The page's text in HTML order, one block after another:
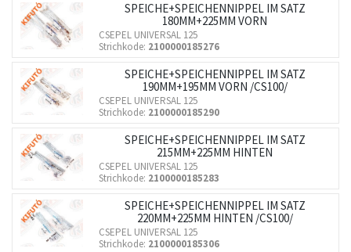
SPEICHE+SPEICHENNIPPEL IM SATZ
180MM+225MM VORN
CSEPEL UNIVERSAL 125
Strichkode: 2100000185276
SPEICHE+SPEICHENNIPPEL IM SATZ
190MM+195MM VORN /CS100/
CSEPEL UNIVERSAL 125
Strichkode: 2100000185290
SPEICHE+SPEICHENNIPPEL IM SATZ
215MM+225MM HINTEN
CSEPEL UNIVERSAL 125
Strichkode: 2100000185283
SPEICHE+SPEICHENNIPPEL IM SATZ
220MM+225MM HINTEN /CS100/
CSEPEL UNIVERSAL 125
Strichkode: 2100000185306